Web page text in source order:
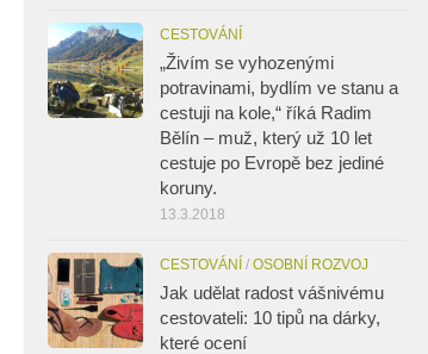
CESTOVÁNÍ
„Živím se vyhozenými
potravinami, bydlím ve stanu a
cestuji na kole,“ říká Radim
Bělín – muž, který už 10 let
cestuje po Evropě bez jediné
koruny.
13.3.2018
CESTOVÁNÍ / OSOBNÍ ROZVOJ
Jak udělat radost vášnivému
cestovateli: 10 tipů na dárky,
které ocení